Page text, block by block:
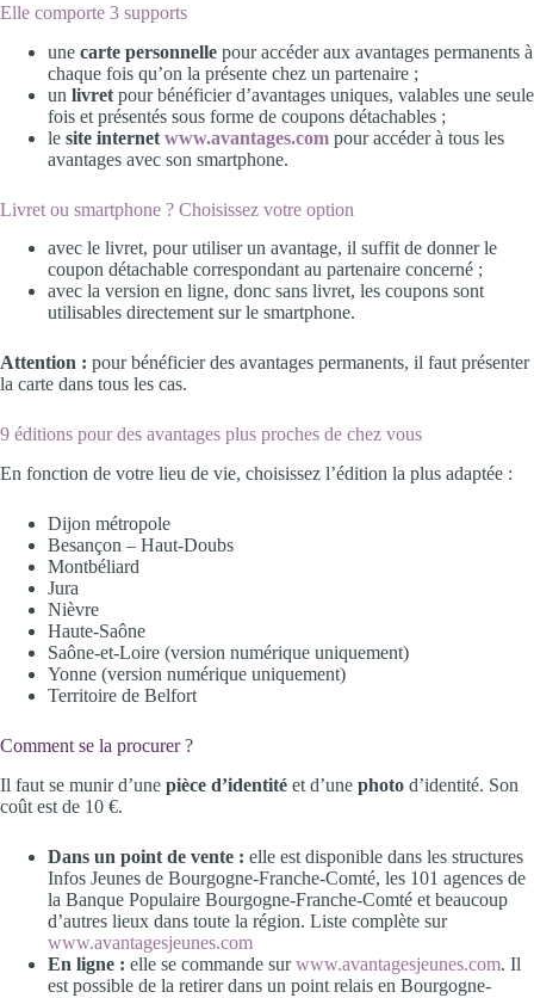
Elle comporte 3 supports
une carte personnelle pour accéder aux avantages permanents à
chaque fois qu’on la présente chez un partenaire ;
un livret pour bénéficier d’avantages uniques, valables une seule
fois et présentés sous forme de coupons détachables ;
le site internet www.avantages.com pour accéder à tous les
avantages avec son smartphone.
Livret ou smartphone ? Choisissez votre option
avec le livret, pour utiliser un avantage, il suffit de donner le
coupon détachable correspondant au partenaire concerné ;
avec la version en ligne, donc sans livret, les coupons sont
utilisables directement sur le smartphone.
Attention : pour bénéficier des avantages permanents, il faut présenter
la carte dans tous les cas.
9 éditions pour des avantages plus proches de chez vous
En fonction de votre lieu de vie, choisissez l’édition la plus adaptée :
Dijon métropole
Besançon – Haut-Doubs
Montbéliard
Jura
Nièvre
Haute-Saône
Saône-et-Loire (version numérique uniquement)
Yonne (version numérique uniquement)
Territoire de Belfort
Comment se la procurer ?
Il faut se munir d’une pièce d’identité et d’une photo d’identité. Son
coût est de 10 €.
Dans un point de vente : elle est disponible dans les structures
Infos Jeunes de Bourgogne-Franche-Comté, les 101 agences de
la Banque Populaire Bourgogne-Franche-Comté et beaucoup
d’autres lieux dans toute la région. Liste complète sur
www.avantagesjeunes.com
En ligne : elle se commande surwww.avantagesjeunes.com. Il
est possible de la retirer dans un point relais en Bourgogne-